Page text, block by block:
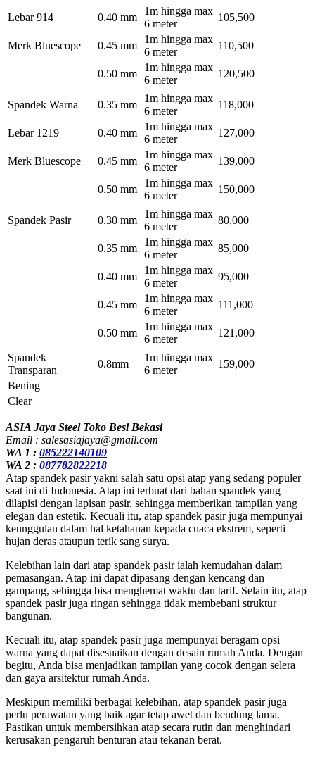
Lebar 914
0.40 mm
1m hingga max
6 meter
105,500
Merk Bluescope 0.45 mm
1m hingga max
6 meter
110,500
0.50 mm
1m hingga max
6 meter
120,500
Spandek Warna 0.35 mm
1m hingga max
6 meter
118,000
Lebar 1219 0.40 mm
1m hingga max
6 meter
127,000
Merk Bluescope 0.45 mm
1m hingga max
6 meter
139,000
0.50 mm
1m hingga max
6 meter
150,000
Spandek Pasir 0.30 mm
1m hingga max
6 meter
80,000
0.35 mm
1m hingga max
6 meter
85,000
0.40 mm
1m hingga max
6 meter
95,000
0.45 mm
1m hingga max
6 meter
111,000
0.50 mm
1m hingga max
6 meter
121,000
Spandek
Transparan
0.8mm
1m hingga max
6 meter
159,000
Bening
Clear
ASIA Jaya Steel Toko Besi Bekasi
Email : salesasiajaya@gmail.com
WA 1 : 085222140109
WA 2 : 087782822218
Atap spandek pasir yakni salah satu opsi atap yang sedang populer
saat ini di Indonesia. Atap ini terbuat dari bahan spandek yang
dilapisi dengan lapisan pasir, sehingga memberikan tampilan yang
elegan dan estetik. Kecuali itu, atap spandek pasir juga mempunyai
keunggulan dalam hal ketahanan kepada cuaca ekstrem, seperti
hujan deras ataupun terik sang surya.
Kelebihan lain dari atap spandek pasir ialah kemudahan dalam
pemasangan. Atap ini dapat dipasang dengan kencang dan
gampang, sehingga bisa menghemat waktu dan tarif. Selain itu, atap
spandek pasir juga ringan sehingga tidak membebani struktur
bangunan.
Kecuali itu, atap spandek pasir juga mempunyai beragam opsi
warna yang dapat disesuaikan dengan desain rumah Anda. Dengan
begitu, Anda bisa menjadikan tampilan yang cocok dengan selera
dan gaya arsitektur rumah Anda.
Meskipun memiliki berbagai kelebihan, atap spandek pasir juga
perlu perawatan yang baik agar tetap awet dan bendung lama.
Pastikan untuk membersihkan atap secara rutin dan menghindari
kerusakan pengaruh benturan atau tekanan berat.